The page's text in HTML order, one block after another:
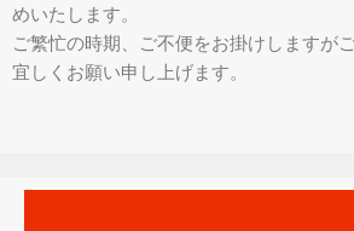
めいたします。
ご繁忙の時期、ご不便をお掛けしますが
宜しくお願い申し上げます。